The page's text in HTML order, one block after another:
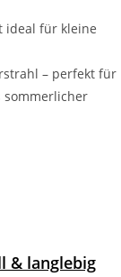
ideal für kleine
– perfekt für
sommerlicher
& langlebig